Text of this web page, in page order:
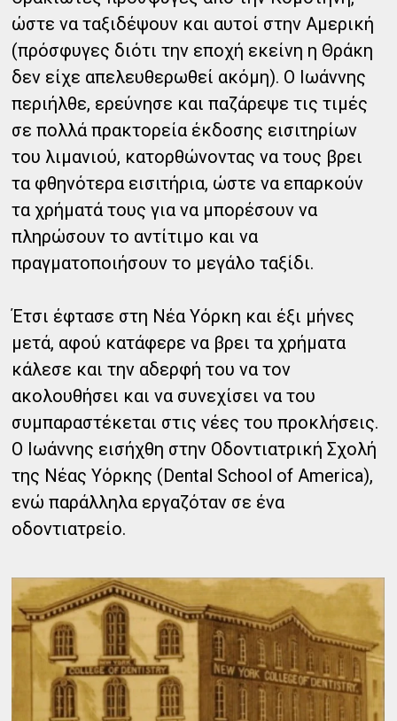
ώστε να ταξιδέψουν και αυτοί στην Αμερική
(πρόσφυγες διότι την εποχή εκείνη η Θράκη
δεν είχε απελευθερωθεί ακόμη). Ο Ιωάννης
περιήλθε, ερεύνησε και παζάρεψε τις τιμές
σε πολλά πρακτορεία έκδοσης εισιτηρίων
του λιμανιού, κατορθώνοντας να τους βρει
τα φθηνότερα εισιτήρια, ώστε να επαρκούν
τα χρήματά τους για να μπορέσουν να
πληρώσουν το αντίτιμο και να
πραγματοποιήσουν το μεγάλο ταξίδι.
Έτσι έφτασε στη Νέα Υόρκη και έξι μήνες
μετά, αφού κατάφερε να βρει τα χρήματα
κάλεσε και την αδερφή του να τον
ακολουθήσει και να συνεχίσει να του
συμπαραστέκεται στις νέες του προκλήσεις.
Ο Ιωάννης εισήχθη στην Οδοντιατρική Σχολή
της Νέας Υόρκης (Dental School of America),
ενώ παράλληλα εργαζόταν σε ένα
οδοντιατρείο.